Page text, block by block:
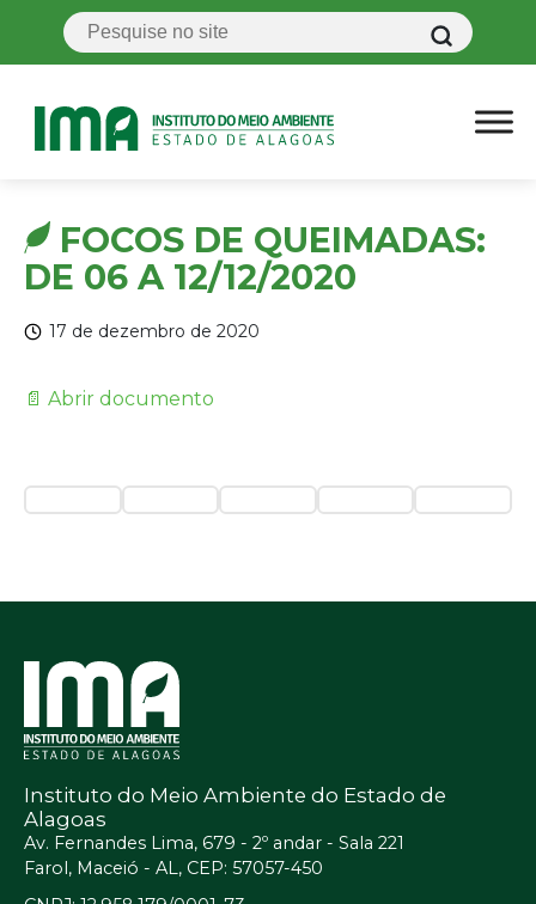
FOCOS DE QUEIMADAS:
DE 06 A 12/12/2020
17 de dezembro de 2020
📄 Abrir documento
Instituto do Meio Ambiente do Estado de
Alagoas
Av. Fernandes Lima, 679 - 2º andar - Sala 221
Farol, Maceió - AL, CEP: 57057-450